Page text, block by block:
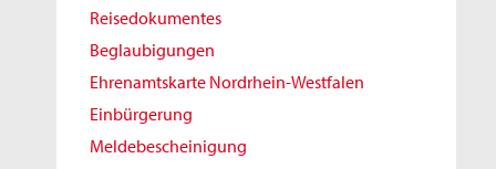
Reisedokumentes
Beglaubigungen
Ehrenamtskarte Nordrhein-Westfalen
Einbürgerung
Meldebescheinigung